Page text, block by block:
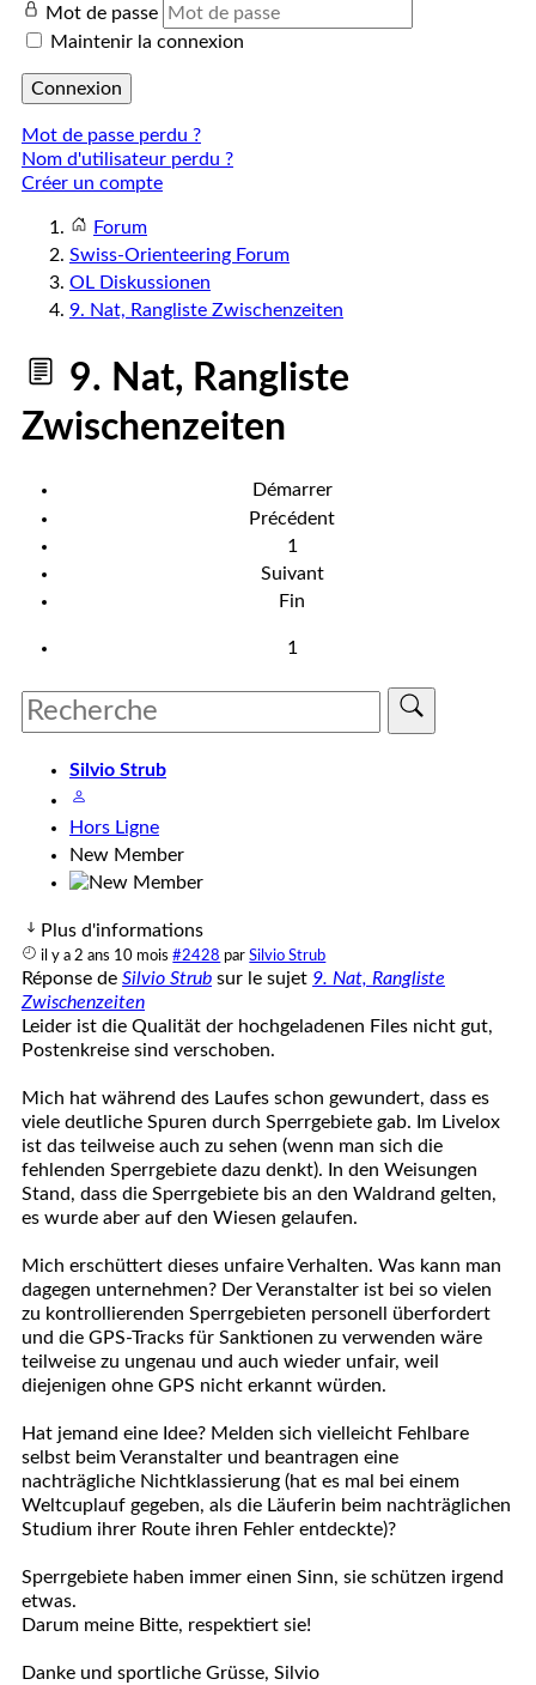
Mot de passe
Maintenir la connexion
Connexion
Mot de passe perdu ?
Nom d'utilisateur perdu ?
Créer un compte
Forum
Swiss-Orienteering Forum
OL Diskussionen
9. Nat, Rangliste Zwischenzeiten
9. Nat, Rangliste
Zwischenzeiten
Démarrer
Précédent
1
Suivant
Fin
1
Silvio Strub
Hors Ligne
New Member
Plus d'informations
il y a 2 ans 10 mois #2428 parSilvio Strub
Réponse de Silvio Strub sur le sujet 9. Nat, Rangliste
Zwischenzeiten
Leider ist die Qualität der hochgeladenen Files nicht gut,
Postenkreise sind verschoben.
Mich hat während des Laufes schon gewundert, dass es
viele deutliche Spuren durch Sperrgebiete gab. Im Livelox
ist das teilweise auch zu sehen (wenn man sich die
fehlenden Sperrgebiete dazu denkt). In den Weisungen
Stand, dass die Sperrgebiete bis an den Waldrand gelten,
es wurde aber auf den Wiesen gelaufen.
Mich erschüttert dieses unfaire Verhalten. Was kann man
dagegen unternehmen? Der Veranstalter ist bei so vielen
zu kontrollierenden Sperrgebieten personell überfordert
und die GPS-Tracks für Sanktionen zu verwenden wäre
teilweise zu ungenau und auch wieder unfair, weil
diejenigen ohne GPS nicht erkannt würden.
Hat jemand eine Idee? Melden sich vielleicht Fehlbare
selbst beim Veranstalter und beantragen eine
nachträgliche Nichtklassierung (hat es mal bei einem
Weltcuplauf gegeben, als die Läuferin beim nachträglichen
Studium ihrer Route ihren Fehler entdeckte)?
Sperrgebiete haben immer einen Sinn, sie schützen irgend
etwas.
Darum meine Bitte, respektiert sie!
Danke und sportliche Grüsse, Silvio